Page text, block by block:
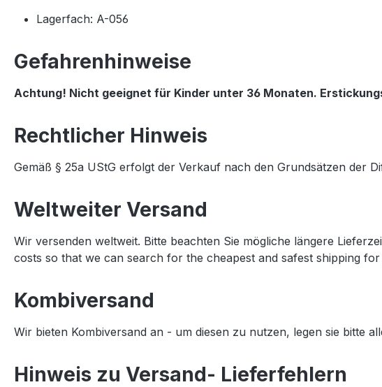
Lagerfach: A-056
Gefahrenhinweise
Achtung! Nicht geeignet für Kinder unter 36 Monaten.
Rechtlicher Hinweis
Gemäß § 25a UStG erfolgt der Verkauf nach den Grundsätzen der
Weltweiter Versand
Wir versenden weltweit. Bitte beachten Sie mögliche längere
costs so that we can search for the cheapest and safest shipping
Kombiversand
Wir bieten Kombiversand an - um diesen zu nutzen, legen sie bitte
Hinweis zu Versand- Lieferfehlern